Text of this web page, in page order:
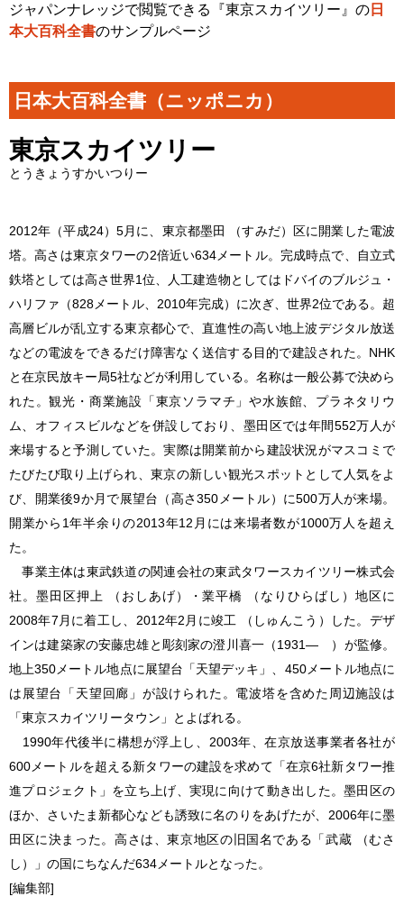
ジャパンナレッジで閲覧できる『東京スカイツリー』の 日
本大百科全書のサンプルページ
日本大百科全書（ニッポニカ）
東京スカイツリー
とうきょうすかいつりー
2012年（平成24）5月に、東京都墨田 （すみだ）区に開業した電波
塔。高さは東京タワーの2倍近い634メートル。完成時点で、自立式
鉄塔としては高さ世界1位、人工建造物としてはドバイのブルジュ・
ハリファ（828メートル、2010年完成）に次ぎ、世界2位である。超
高層ビルが乱立する東京都心で、直進性の高い地上波デジタル放送
などの電波をできるだけ障害なく送信する目的で建設された。NHK
と在京民放キー局5社などが利用している。名称は一般公募で決めら
れた。観光・商業施設「東京ソラマチ」や水族館、プラネタリウ
ム、オフィスビルなどを併設しており、墨田区では年間552万人が
来場すると予測していた。実際は開業前から建設状況がマスコミで
たびたび取り上げられ、東京の新しい観光スポットとして人気をよ
び、開業後9か月で展望台（高さ350メートル）に500万人が来場。
開業から1年半余りの2013年12月には来場者数が1000万人を超え
た。
事業主体は東武鉄道の関連会社の東武タワースカイツリー株式会
社。墨田区押上 （おしあげ）・業平橋 （なりひらばし）地区に
2008年7月に着工し、2012年2月に竣工 （しゅんこう）した。デザ
インは建築家の安藤忠雄と彫刻家の澄川喜一（1931― ）が監修。
地上350メートル地点に展望台「天望デッキ」、450メートル地点に
は展望台「天望回廊」が設けられた。電波塔を含めた周辺施設は
「東京スカイツリータウン」とよばれる。
1990年代後半に構想が浮上し、2003年、在京放送事業者各社が
600メートルを超える新タワーの建設を求めて「在京6社新タワー推
進プロジェクト」を立ち上げ、実現に向けて動き出した。墨田区の
ほか、さいたま新都心なども誘致に名のりをあげたが、2006年に墨
田区に決まった。高さは、東京地区の旧国名である「武蔵 （むさ
し）」の国にちなんだ634メートルとなった。
[編集部]